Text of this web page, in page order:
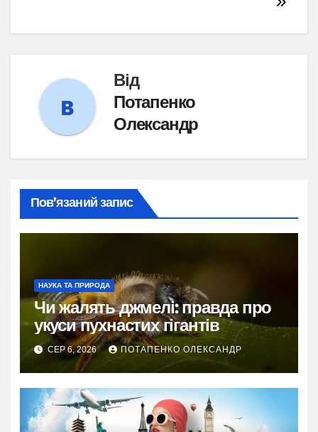
Від
Потапенко
Олександр
Пов’язаний запис
НАУКА ТА ПРИРОДА
Чи жалять джмелі: правда про
укуси пухнастих гігантів
СЕР 6, 2026 ПОТАПЕНКО ОЛЕКСАНДР